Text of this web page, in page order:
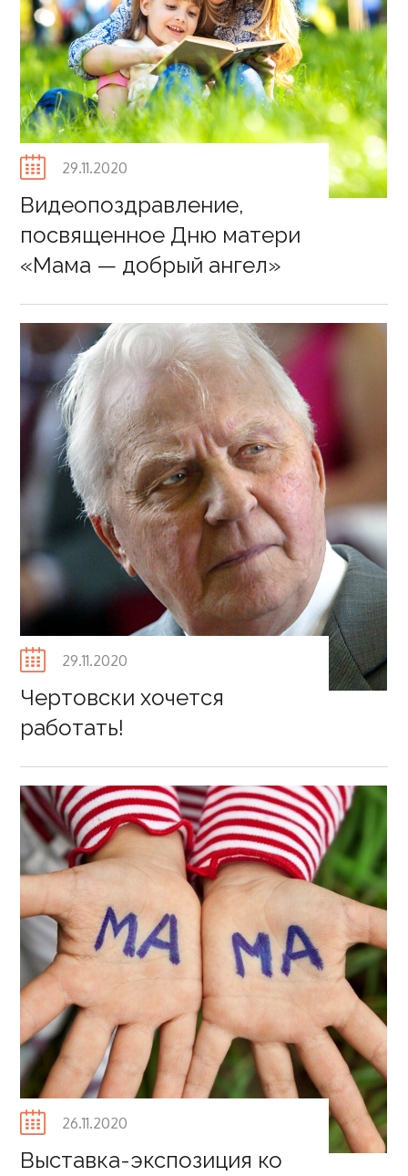
Posted
29.11.2020
Видеопоздравление,
посвященное Дню матери
«Мама — добрый ангел»
Posted
29.11.2020
Чертовски хочется
работать!
Posted
26.11.2020
Выставка-экспозиция ко